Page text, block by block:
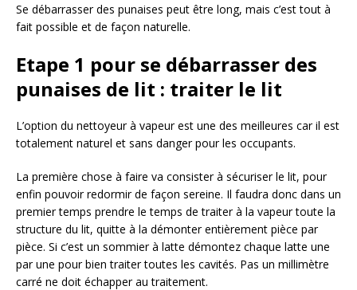
Se débarrasser des punaises peut être long, mais c’est tout à
fait possible et de façon naturelle.
Etape 1 pour se débarrasser des
punaises de lit : traiter le lit
L’option du nettoyeur à vapeur est une des meilleures car il est
totalement naturel et sans danger pour les occupants.
La première chose à faire va consister à sécuriser le lit, pour
enfin pouvoir redormir de façon sereine. Il faudra donc dans un
premier temps prendre le temps de traiter à la vapeur toute la
structure du lit, quitte à la démonter entièrement pièce par
pièce. Si c’est un sommier à latte démontez chaque latte une
par une pour bien traiter toutes les cavités. Pas un millimètre
carré ne doit échapper au traitement.